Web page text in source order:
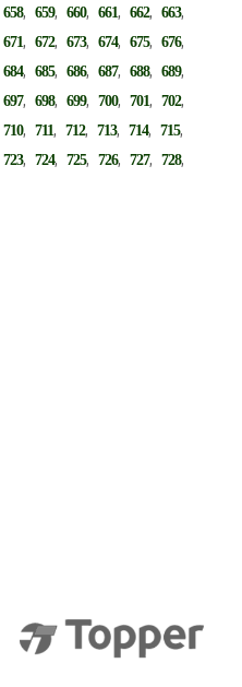
658,659,660,661,662,663,
671,672,673,674,675,676,
684,685,686,687,688,689,
697,698,699,700,701,702,
710,711,712,713,714,715,
723,724,725,726,727,728,